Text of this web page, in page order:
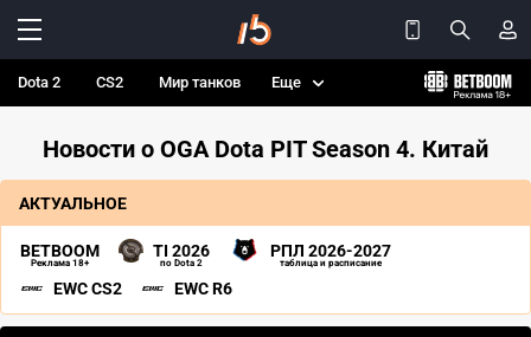
Dota 2 CS2 Мир танков Еще
Новости о OGA Dota PIT Season 4. Китай
АКТУАЛЬНОЕ
BETBOOM
Реклама 18+
TI 2026
по Dota 2
РПЛ 2026-2027
таблица и расписание
EWC CS2 EWC R6